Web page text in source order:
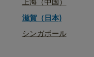
滋賀（日本)
シンガポール